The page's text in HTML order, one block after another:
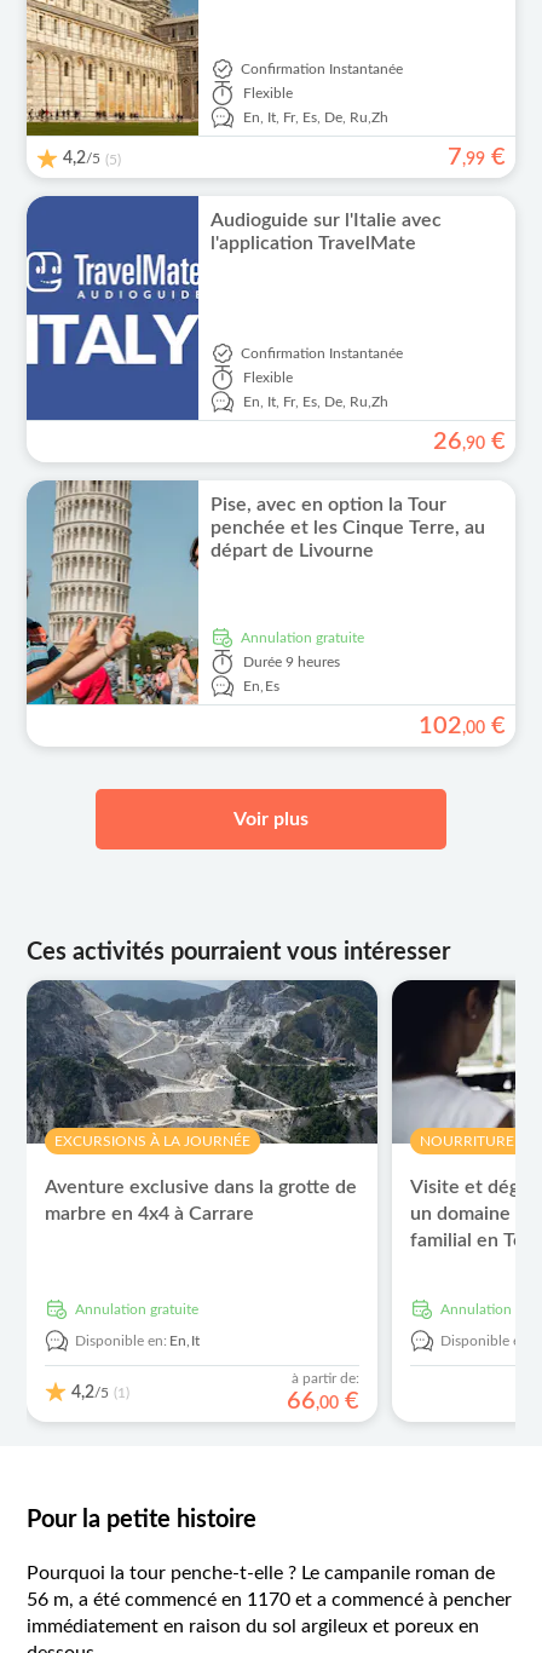
Confirmation Instantanée
Flexible
En,
It, Fr, Es, De, Ru,Zh
4,2/5 (5) 7,99 €
Audioguide sur l'Italie avec
l'application TravelMate
Confirmation Instantanée
Flexible
En,
It, Fr, Es, De, Ru,Zh
26,90 €
Pise, avec en option la Tour
penchée et les Cinque Terre, au
départ de Livourne
Annulation gratuite
Durée 9 heures
En,Es
102,00 €
Voir plus
Ces activités pourraient vous intéresser
EXCURSIONS À LA JOURNÉE
Aventure exclusive dans la grotte de
marbre en 4x4 à Carrare
Annulation gratuite
Disponible en: En,It
4,2/5 (1)
à partir de:
66,00 €
NOURRITURE ET
Visite et
un domaine
familial en
Annulation
Disponible en:
Pour la petite histoire
Pourquoi la tour penche-t-elle ? Le campanile roman de
56 m, a été commencé en 1170 et a commencé à pencher
immédiatement en raison du sol argileux et poreux en